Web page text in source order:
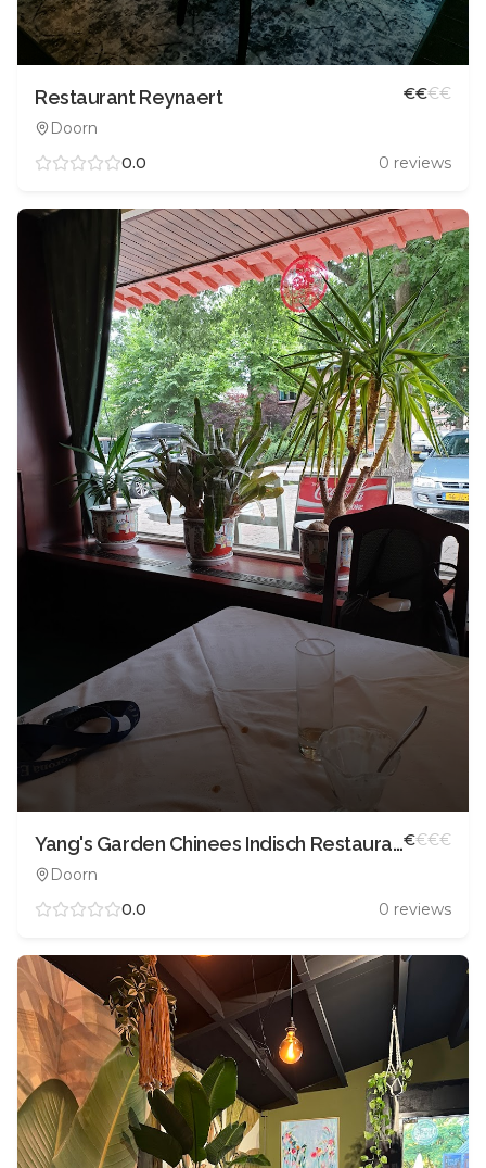
Restaurant Reynaert
Doorn
€€€€
0.0 0 reviews
Yang's Garden Chinees Indisch Restaurant
Doorn
€€€€
0.0 0 reviews